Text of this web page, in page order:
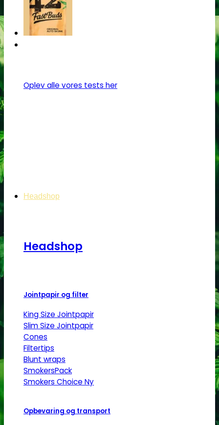
Oplev alle vores tests her
Headshop
Headshop
Jointpapir og filter
King Size Jointpapir
Slim Size Jointpapir
Cones
Filtertips
Blunt wraps
SmokersPack
Smokers Choice
Opbevaring og transport
varianter.
Mulighederne
kan
vælges
på
varesiden